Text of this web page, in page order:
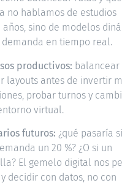
no hablamos de estudios
años, sino de modelos
en tiempo real.
productivos:
layouts antes de invertir
probar turnos y
virtual.
futuros: ¿qué pasaría si
un 20 %? ¿O si un
El gemelo digital nos
decidir con datos, no con